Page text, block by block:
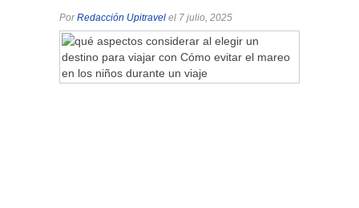
PorRedacción Upitravel el 7 julio, 2025